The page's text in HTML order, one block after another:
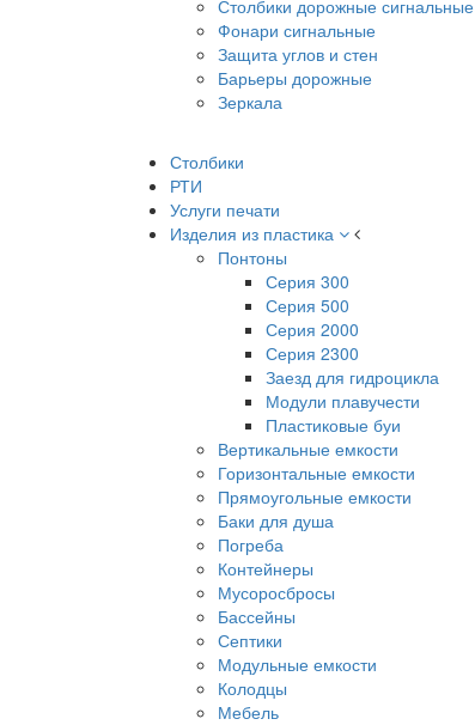
Столбики дорожные сигнальные
Фонари сигнальные
Защита углов и стен
Барьеры дорожные
Зеркала
Столбики
РТИ
Услуги печати
Изделия из пластика
Понтоны
Серия 300
Серия 500
Серия 2000
Серия 2300
Заезд для гидроцикла
Модули плавучести
Пластиковые буи
Вертикальные емкости
Горизонтальные емкости
Прямоугольные емкости
Баки для душа
Погреба
Контейнеры
Мусоросбросы
Бассейны
Септики
Модульные емкости
Колодцы
Мебель